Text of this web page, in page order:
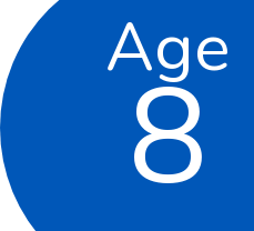
Age
8